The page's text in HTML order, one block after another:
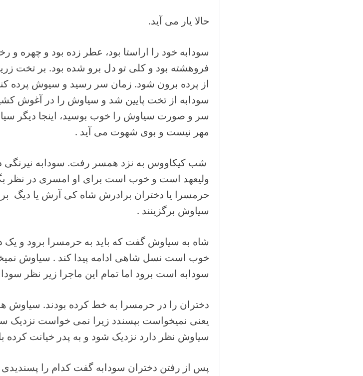
حالا یار می آید.
سودابه خود را اراستا بود، عطر زده بود و چهره
فروهشته بود و کلی تو دل برو شده بود. بر تخت
از پرده برون شود. زمان سر رسید و سیوش پرده
سودابه از تخت پایین شد و سیاوش را در آغوش
سر و صورت سیاوش را خوب بوسید، اینجا دیگر
مهر نیست و بوی شهوت می آید .
شب کیکاووس به نزد همسر رفت. سودابه
ولیعهد است و خوب است برای او امسری در نظر
حرمسرا یا دختران برادرش شاه کی آرش یا دیگ
سیاوش برگزینند .
شاه به سیاوش گفت که باید به حرمسرا برود و یک
خوب است نسل شاهی ادامه پیدا کند . سیاوش
سودابه است برود اما تمام این ماجرا زیر نظر
دختران را در حرمسرا به خط کرده بودند. سیاوش
یعنی نمیخواست بپسندد زیرا نمی خواست نزدیک
سیاوش نظر دارد نزدیک شود و به پدر خیانت کرده
پس از رفتن دختران سودابه گفت کدام را